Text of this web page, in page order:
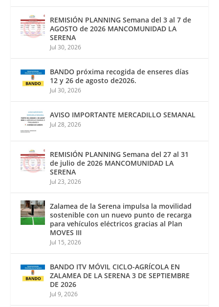
REMISIÓN PLANNING Semana del 3 al 7 de
AGOSTO de 2026 MANCOMUNIDAD LA
SERENA
Jul 30, 2026
BANDO próxima recogida de enseres días
12 y 26 de agosto de2026.
Jul 30, 2026
AVISO IMPORTANTE MERCADILLO SEMANAL
Jul 28, 2026
REMISIÓN PLANNING Semana del 27 al 31
de julio de 2026 MANCOMUNIDAD LA
SERENA
Jul 23, 2026
Zalamea de la Serena impulsa la movilidad
sostenible con un nuevo punto de recarga
para vehículos eléctricos gracias al Plan
MOVES III
Jul 15, 2026
BANDO ITV MÓVIL CICLO-AGRÍCOLA EN
ZALAMEA DE LA SERENA 3 DE SEPTIEMBRE
DE 2026
Jul 9, 2026